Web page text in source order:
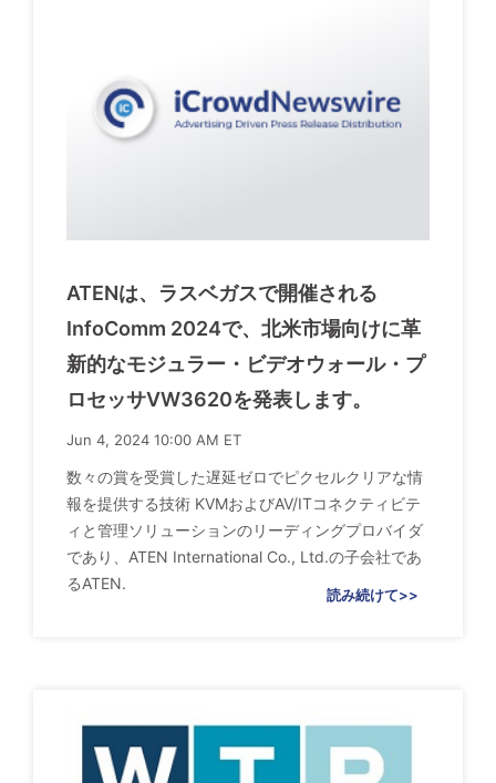
ATENは、ラスベガスで開催される
InfoComm 2024で、北米市場向けに革
新的なモジュラー・ビデオウォール・プ
ロセッサVW3620を発表します。
Jun 4, 2024 10:00 AM ET
数々の賞を受賞した遅延ゼロでピクセルクリアな情
報を提供する技術 KVMおよびAV/ITコネクティビテ
ィと管理ソリューションのリーディングプロバイダ
であり、ATEN International Co., Ltd.の子会社であ
るATEN.
読み続けて>>